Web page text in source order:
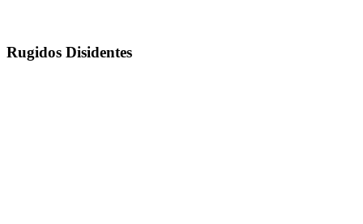
Rugidos Disidentes